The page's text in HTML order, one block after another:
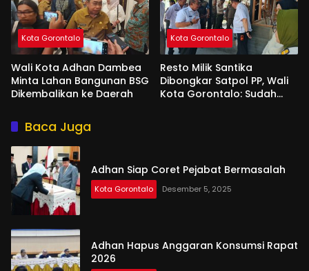
Kota Gorontalo
Wali Kota Adhan Dambea
Minta Lahan Bangunan BSG
Dikembalikan ke Daerah
Kota Gorontalo
Resto Milik Santika
Dibongkar Satpol PP, Wali
Kota Gorontalo: Sudah
Baca Juga
Adhan Siap Coret Pejabat Bermasalah
Kota Gorontalo Desember 5, 2025
Adhan Hapus Anggaran Konsumsi Rapat
2026